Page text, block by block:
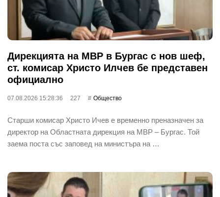
Дирекцията на МВР в Бургас с нов шеф,
ст. комисар Христо Илчев бе представен
официално
07.08.2026 15:28:36 227 Общество
Старши комисар Христо Ичев е временно преназначен за
директор на Областната дирекция на МВР – Бургас. Той
заема поста със заповед на министъра на …